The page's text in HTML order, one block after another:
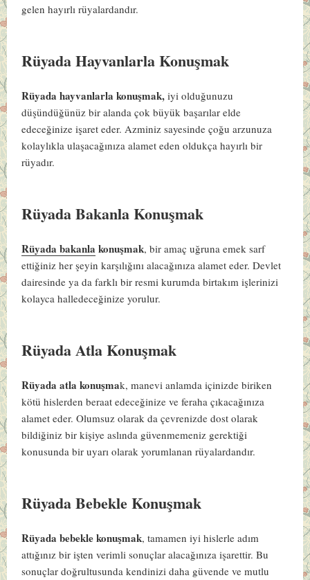
gelen hayırlı rüyalardandır.
Rüyada Hayvanlarla Konuşmak
Rüyada hayvanlarla konuşmak, iyi olduğunuzu
düşündüğünüz bir alanda çok büyük başarılar elde
edeceğinize işaret eder. Azminiz sayesinde çoğu arzunuza
kolaylıkla ulaşacağınıza alamet eden oldukça hayırlı bir
rüyadır.
Rüyada Bakanla Konuşmak
Rüyada bakanla konuşmak, bir amaç uğruna emek sarf
ettiğiniz her şeyin karşılığını alacağınıza alamet eder. Devlet
dairesinde ya da farklı bir resmi kurumda birtakım işlerinizi
kolayca halledeceğinize yorulur.
Rüyada Atla Konuşmak
Rüyada atla konuşmak, manevi anlamda içinizde biriken
kötü hislerden beraat edeceğinize ve feraha çıkacağınıza
alamet eder. Olumsuz olarak da çevrenizde dost olarak
bildiğiniz bir kişiye aslında güvenmemeniz gerektiği
konusunda bir uyarı olarak yorumlanan rüyalardandır.
Rüyada Bebekle Konuşmak
Rüyada bebekle konuşmak, tamamen iyi hislerle adım
attığınız bir işten verimli sonuçlar alacağınıza işarettir. Bu
sonuçlar doğrultusunda kendinizi daha güvende ve mutlu